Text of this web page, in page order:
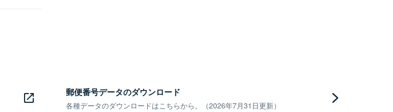
郵便番号データのダウンロード
各種データのダウンロードはこちらから。（2026年7月31日更新）